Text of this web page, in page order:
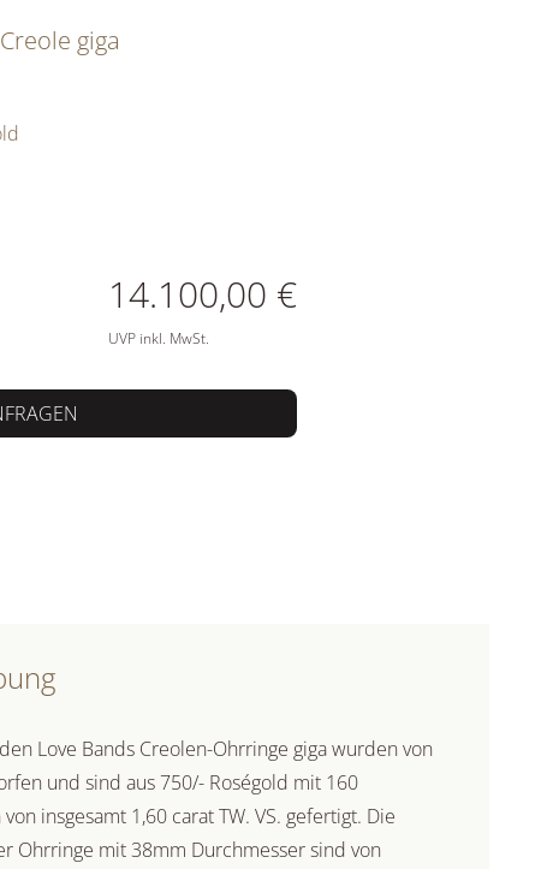
giga
14.100,00 €
UVP inkl. MwSt.
Love Bands Creolen-Ohrringe giga wurden von
und sind aus 750/- Roségold mit 160
insgesamt 1,60 carat TW. VS. gefertigt. Die
Ohrringe mit 38mm Durchmesser sind von